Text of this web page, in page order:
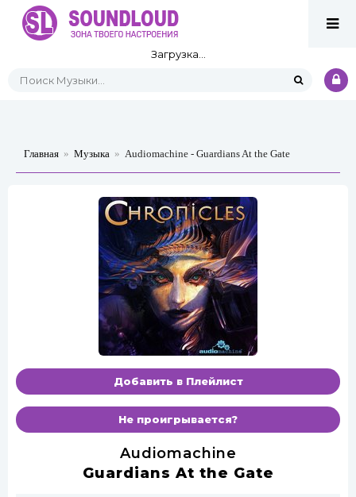
Загрузка...
Главная » Музыка » Audiomachine - Guardians At the Gate
Добавить в Плейлист
Не проигрывается?
Audiomachine
Guardians At the Gate